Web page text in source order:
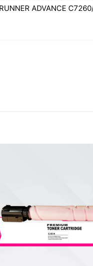
ADVANCE